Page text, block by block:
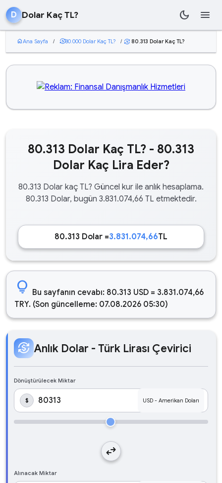
D Dolar Kaç TL? dark_mode menu
homeAna Sayfa / currency_exchange80.000 Dolar Kaç TL? / currency_exchange 80.313 Dolar Kaç TL?
80.313 Dolar Kaç TL? - 80.313
Dolar Kaç Lira Eder?
80.313 Dolar kaç TL? Güncel kur ile anlık hesaplama.
80.313 Dolar, bugün 3.831.074,66 TL etmektedir.
80.313 Dolar =3.831.074,66TL
lightbulb Bu sayfanın cevabı: 80.313 USD = 3.831.074,66
TRY. (Son güncelleme: 07.08.2026 05:30)
currency_exchange Anlık Dolar - Türk Lirası Çevirici
Dönüştürülecek Miktar
$
swap_horiz
Alınacak Miktar